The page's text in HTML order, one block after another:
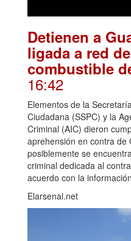
Detienen a
ligada a red
combustible
16:42
Elementos de la
Ciudadana (SSPC) y la
Criminal (AIC) dieron
aprehensión en contra de
posiblemente se
criminal dedicada al
acuerdo con la
Elarsenal.net